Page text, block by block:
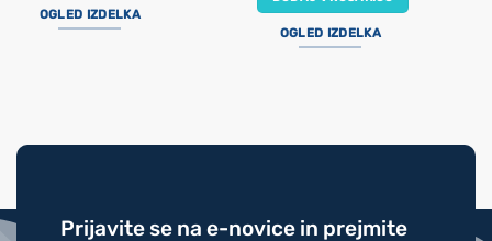
OGLED IZDELKA
OGLED IZDELKA
Prijavite se na e-novice in prejmite